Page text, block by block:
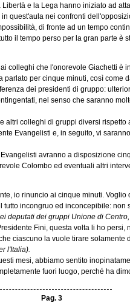
e la Lega hanno iniziato ad
quest'aula nei confronti
di fronte ad un tempo
il tempo perso per la gran parte è
colleghi che l'onorevole Giachetti è
parlato per cinque minuti, così come
dei presidenti di gruppo:
nel senso che saranno
altri colleghi di gruppi diversi rispetto
Evangelisti e, in seguito, vi
avranno a disposizione
Colombo ed eventuali altri
io rinuncio ai cinque minuti.
incongruo ed inconcepibile: non
deputati dei gruppi Unione di
Fini, questa volta li ho persi,
ciascuno la vuole tirare solamente
l'Italia).
mesi, abbiamo sentito
fuori luogo, perché ha
Pag. 3